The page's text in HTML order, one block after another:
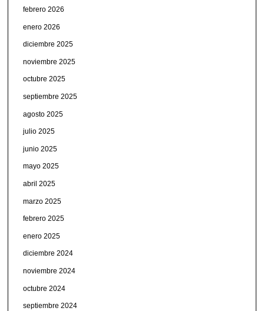
febrero 2026
enero 2026
diciembre 2025
noviembre 2025
octubre 2025
septiembre 2025
agosto 2025
julio 2025
junio 2025
mayo 2025
abril 2025
marzo 2025
febrero 2025
enero 2025
diciembre 2024
noviembre 2024
octubre 2024
septiembre 2024